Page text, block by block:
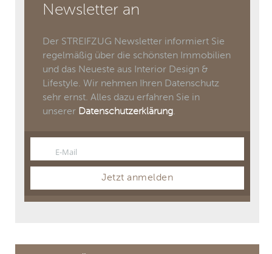
Newsletter an
Der STREIFZUG Newsletter informiert Sie
regelmäßig über die schönsten Immobilien
und das Neueste aus Interior Design &
Lifestyle. Wir nehmen Ihren Datenschutz
sehr ernst. Alles dazu erfahren Sie in
unserer Datenschutzerklärung.
EmailE-Mail
Jetzt anmelden